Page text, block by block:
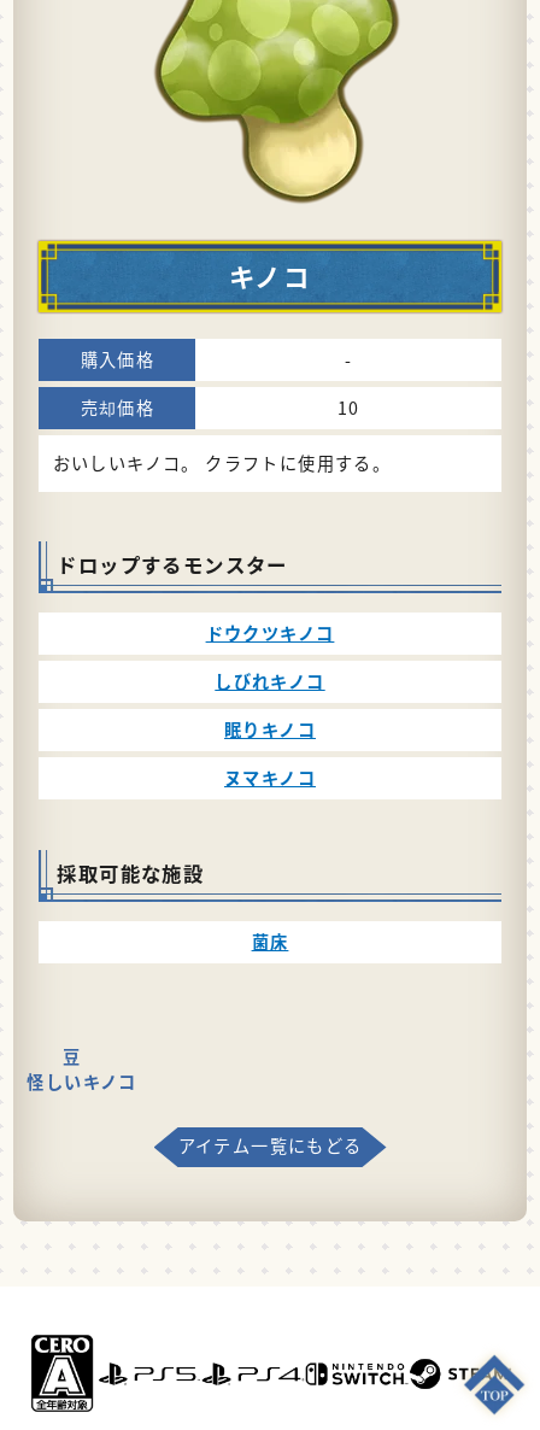
キノコ
-
10
おいしいキノコ。 クラフトに使用する。
ドロップするモンスター
ドウクツキノコ
しびれキノコ
眠りキノコ
ヌマキノコ
採取可能な施設
菌床
豆
怪しいキノコ
アイテム一覧にもどる